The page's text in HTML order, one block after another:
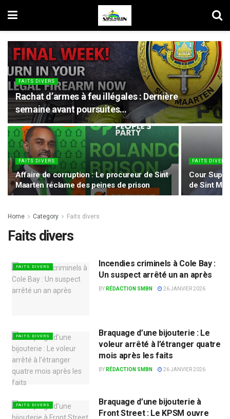
FAITS DIVERS
Rachat d’armes à feu illégales : Dernière
semaine avant poursuites…
FAITS DIVERS
Affaire de corruption : Le procureur de Sint
Maarten réclame des peines de prison
FAITS DIVERS
Cour
de Sint
Home Category Faits divers
Faits divers
FAITS DIVERS
Incendies criminels à Cole Bay :
Un suspect arrêté un an après
BY RÉDACTION SMBN 26 JANVIER 2026
FAITS DIVERS
Braquage d’une bijouterie : Le
voleur arrêté à l’étranger quatre
mois après les faits
BY RÉDACTION SMBN 26 JANVIER 2026
FAITS DIVERS
Braquage d’une bijouterie à
Front Street : Le KPSM ouvre